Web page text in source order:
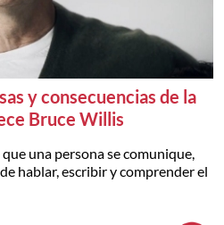
y consecuencias de la
Bruce Willis
una persona se comunique,
hablar, escribir y comprender el